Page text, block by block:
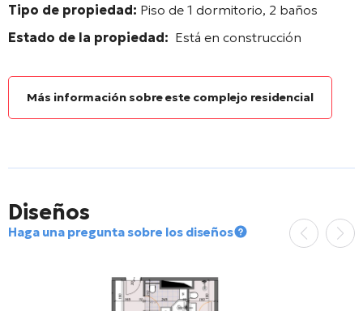
Tipo de propiedad: Piso de 1 dormitorio, 2 baños
Estado de la propiedad: Está en construcción
Más información sobre este complejo residencial
Diseños
Haga una pregunta sobre los diseños